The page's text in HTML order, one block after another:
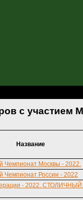
с участием
Название
Чемпионат Москвы - 2022.
Чемпионат России - 2022
- 2022. СТОЛИЧНЫЙ.